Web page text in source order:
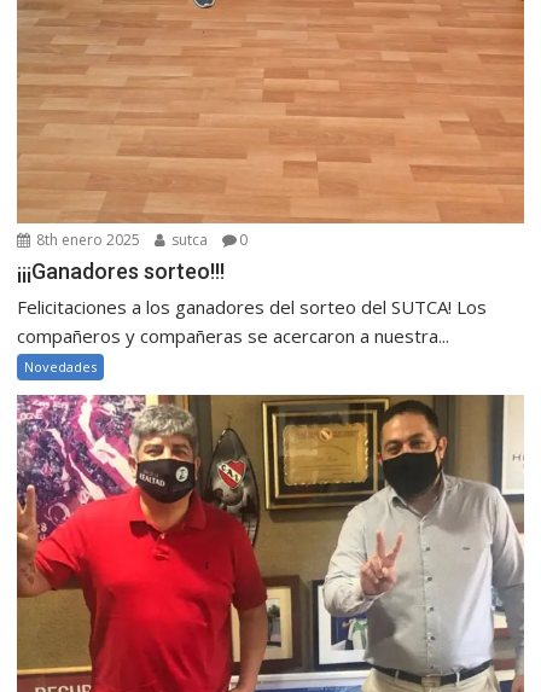
8th enero 2025 sutca 0
¡¡¡Ganadores sorteo!!!
Felicitaciones a los ganadores del sorteo del SUTCA! Los
compañeros y compañeras se acercaron a nuestra...
Novedades